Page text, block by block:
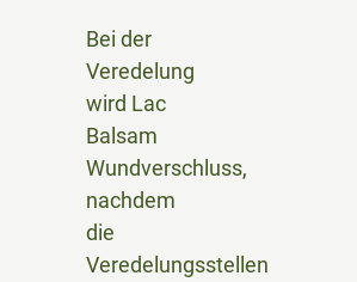
Bei der
Veredelung
wird Lac
Balsam
Wundverschluss,
nachdem
die
Veredelungsstellen